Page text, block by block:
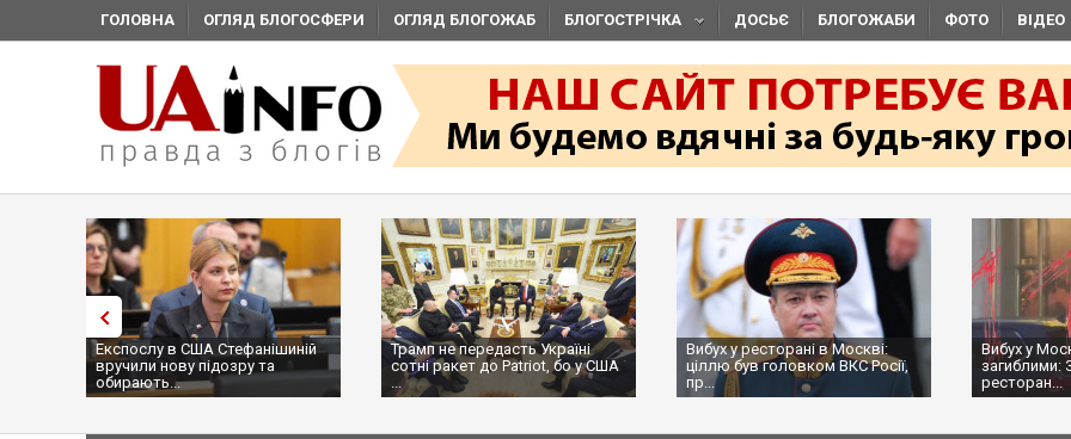
ГОЛОВНА ОГЛЯД БЛОГОСФЕРИ ОГЛЯД БЛОГОЖАБ БЛОГОСТРІЧКА ДОСЬЄ БЛОГОЖАБИ ФОТО ВІДЕО
Експослу в США Стефанішиній
вручили нову підозру та
обирають...
Трамп не передасть Україні
сотні ракет до Patriot, бо у США
...
Вибух у ресторані в Москві:
ціллю був головком ВКС Росії,
пр...
Вибух у
загиблими:
ресторан...